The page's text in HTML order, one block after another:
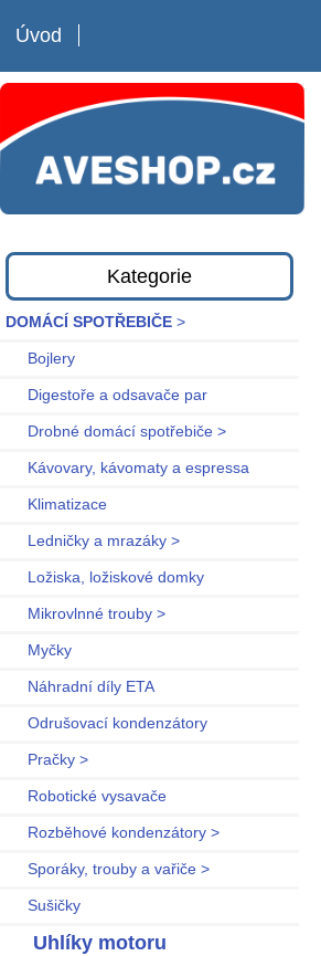
Úvod
Kategorie
DOMÁCÍ SPOTŘEBIČE >
Bojlery
Digestoře a odsavače par
Drobné domácí spotřebiče >
Kávovary, kávomaty a espressa
Klimatizace
Ledničky a mrazáky >
Ložiska, ložiskové domky
Mikrovlnné trouby >
Myčky
Náhradní díly ETA
Odrušovací kondenzátory
Pračky >
Robotické vysavače
Rozběhové kondenzátory >
Sporáky, trouby a vařiče >
Sušičky
Uhlíky motoru